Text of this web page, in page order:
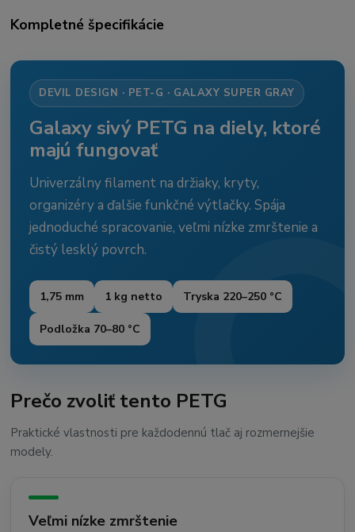
Kompletné špecifikácie
DEVIL DESIGN · PET-G · GALAXY SUPER GRAY
Galaxy sivý PETG na diely, ktoré
majú fungovať
Univerzálny filament na držiaky, kryty,
organizéry a ďalšie funkčné výtlačky. Spája
jednoduché spracovanie, veľmi nízke zmrštenie a
čistý lesklý povrch.
1,75 mm 1 kg netto Tryska 220–250 °C
Podložka 70–80 °C
Prečo zvoliť tento PETG
Praktické vlastnosti pre každodennú tlač aj rozmernejšie
modely.
Veľmi nízke zmrštenie